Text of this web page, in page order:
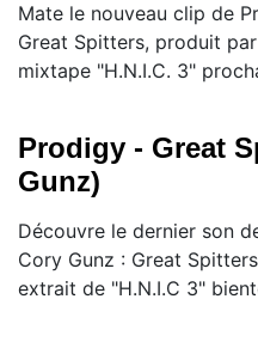
Mate le nouveau clip de
Great Spitters, produit
mixtape "H.N.I.C. 3"
Prodigy - Great
Gunz)
Découvre le dernier son
Cory Gunz : Great
extrait de "H.N.I.C 3"